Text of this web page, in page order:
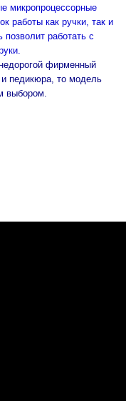
микропроцессорные
работы как ручки, так и
работать с
фирменный
педикюра, то модель
выбором.